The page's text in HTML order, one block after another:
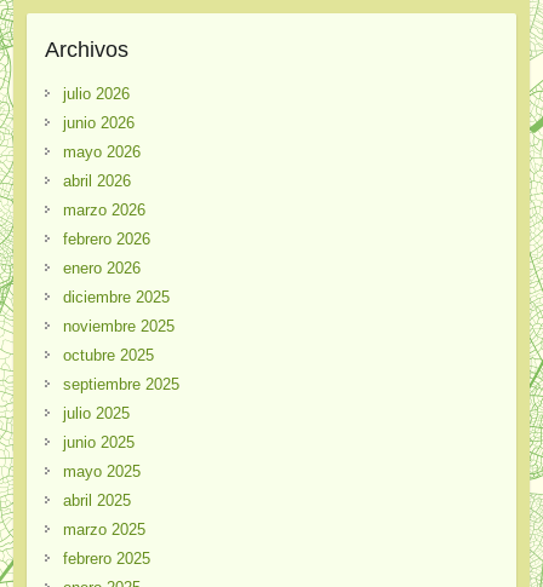
Archivos
julio 2026
junio 2026
mayo 2026
abril 2026
marzo 2026
febrero 2026
enero 2026
diciembre 2025
noviembre 2025
octubre 2025
septiembre 2025
julio 2025
junio 2025
mayo 2025
abril 2025
marzo 2025
febrero 2025